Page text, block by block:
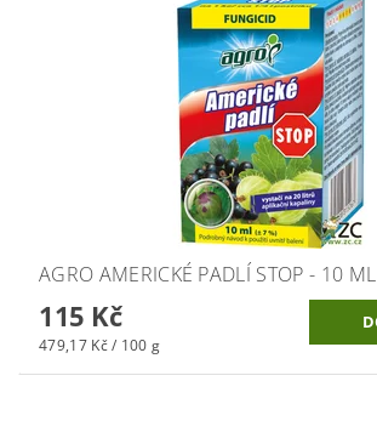
AGRO AMERICKÉ PADLÍ STOP - 10 ML
115 Kč
479,17 Kč / 100 g